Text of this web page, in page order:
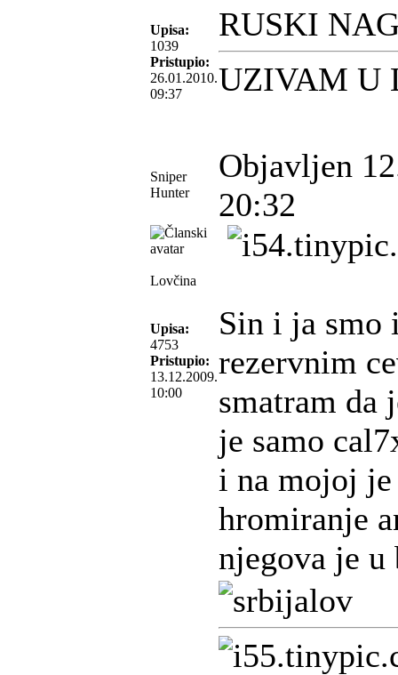
Upisa:
1039
Pristupio:
26.01.2010.
09:37
RUSKI
UZIVAM U
Sniper
Hunter
Objavljen
20:32
Lovčina
Upisa:
4753
Pristupio:
13.12.2009.
10:00
Sin i ja smo
rezervnim
smatram da
je samo
i na mojoj
hromiranje
njegova je u